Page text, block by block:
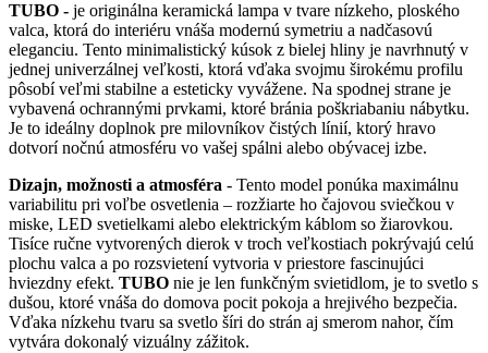
through
32,00€
má
viacero
variantov.
Možnosti
si
môžete
vybrať
na
produktu.
TUBO - je originálna keramická lampa v tvare nízkeho, ploského
valca, ktorá do interiéru vnáša modernú symetriu a nadčasovú
eleganciu. Tento minimalistický kúsok z bielej hliny je navrhnutý v
jednej univerzálnej veľkosti, ktorá vďaka svojmu širokému profilu
pôsobí veľmi stabilne a esteticky vyvážene. Na spodnej strane je
vybavená ochrannými prvkami, ktoré bránia poškriabaniu nábytku.
Je to ideálny doplnok pre milovníkov čistých línií, ktorý hravo
dotvorí nočnú atmosféru vo vašej spálni alebo obývacej izbe.
Dizajn, možnosti a atmosféra - Tento model ponúka maximálnu
variabilitu pri voľbe osvetlenia – rozžiarte ho čajovou sviečkou v
miske, LED svetielkami alebo elektrickým káblom so žiarovkou.
Tisíce ručne vytvorených dierok v troch veľkostiach pokrývajú celú
plochu valca a po rozsvietení vytvoria v priestore fascinujúci
hviezdny efekt. TUBO nie je len funkčným svietidlom, je to svetlo s
dušou, ktoré vnáša do domova pocit pokoja a hrejivého bezpečia.
Vďaka nízkehu tvaru sa svetlo šíri do strán aj smerom nahor, čím
vytvára dokonalý vizuálny zážitok.